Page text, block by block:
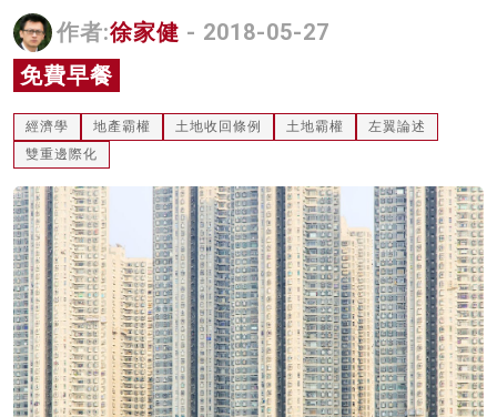
科技
影片
灼見活動
關於我們
作者:徐家健 - 2018-05-27
免費早餐
經濟學 地產霸權 土地收回條例 土地霸權
左翼論述
雙重邊際化